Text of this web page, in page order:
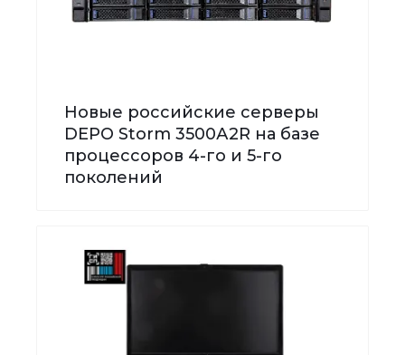
Новые российские серверы
DEPO Storm 3500А2R на базе
процессоров 4-го и 5-го
поколений